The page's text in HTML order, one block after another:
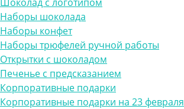
Наборы шоколада
Наборы конфет
Наборы трюфелей ручной работы
Открытки с шоколадом
Печенье с предсказанием
Корпоративные подарки
Корпоративные подарки на 23 февраля